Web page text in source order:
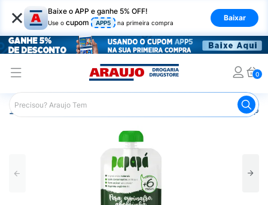
× Baixe o APP e ganhe 5% OFF!
Use o cupom APP5 na primeira compra
Baixar
0
Araujo Infantil